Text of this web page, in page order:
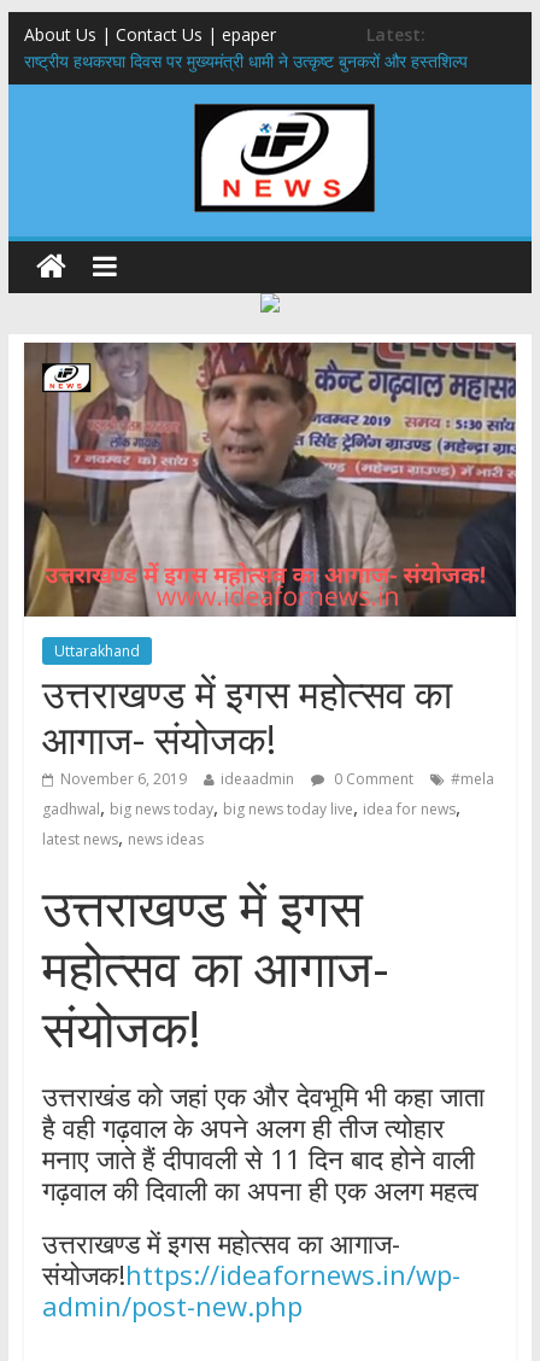
About Us | Contact Us | epaper
Latest:
राष्ट्रीय हथकरघा दिवस पर मुख्यमंत्री धामी ने उत्कृष्ट बुनकरों और हस्तशिल्प
कारीगरों को किया सम्मानित
मुख्यमंत्री ने उत्तराखण्ड क्षत्रिय कल्याण समिति की वेबसाइट एवं क्षत्रिय जागरण
मुख्यमंत्री ने हर घर तिरंगा यात्रा कार्यक्रम में किया प्रतिभाग,मुख्यमंत्री ने
प्रदेशवासियों से स्वतंत्रता दिवस पर अपने घरों में तिरंगा फहराने का किया आवाह्न
नंदा की चौकी पुल हादसा: PWD के EE, AE और JE निलंबित, सीएम धामी के निर्देश
पर सख्त कार्रवाई
मुख्यमंत्री ने 9 लाख 87 हजार17 पेंशन लाभार्थियों को कुल 146 करोड़ 32 लाख
की पेंशन राशि का किया भुगतान
Uttarakhand
उत्तराखण्ड में इगस महोत्सव का
आगाज- संयोजक!
November 6, 2019 ideaadmin 0 Comment
#mela
gadhwal, big news today, big news today live, idea for news,
latest news, news ideas
उत्तराखण्ड में इगस
महोत्सव का आगाज-
संयोजक!
उत्तराखंड को जहां एक और देवभूमि भी कहा जाता
है वही गढ़वाल के अपने अलग ही तीज त्योहार
मनाए जाते हैं दीपावली से 11 दिन बाद होने वाली
गढ़वाल की दिवाली का अपना ही एक अलग महत्व
उत्तराखण्ड में इगस महोत्सव का आगाज-
संयोजक!https://ideafornews.in/wp-
admin/post-new.php